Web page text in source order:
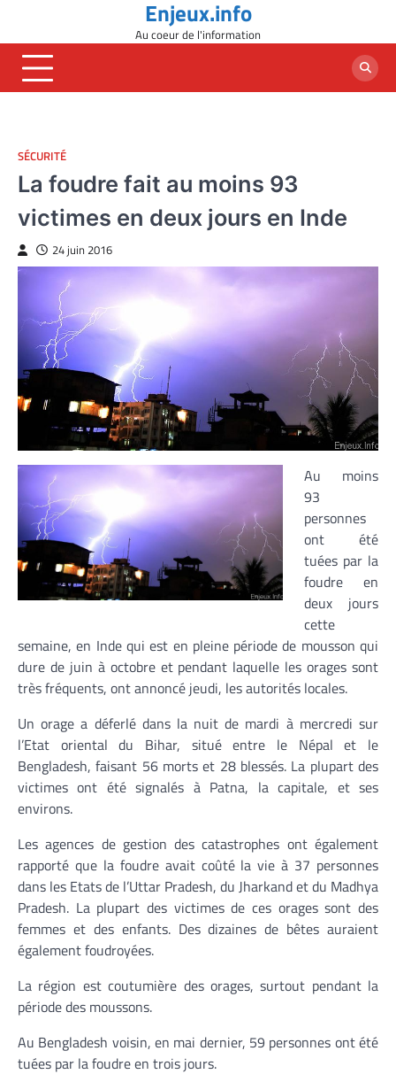
content
Enjeux.info
Au coeur de l'information
SÉCURITÉ
La foudre fait au moins 93
victimes en deux jours en Inde
24 juin 2016
Au moins
93
personnes
ont été
tuées par la
foudre en
deux jours
cette
semaine, en Inde qui est en pleine période de mousson qui
dure de juin à octobre et pendant laquelle les orages sont
très fréquents, ont annoncé jeudi, les autorités locales.
Un orage a déferlé dans la nuit de mardi à mercredi sur
l’Etat oriental du Bihar, situé entre le Népal et le
Bengladesh, faisant 56 morts et 28 blessés. La plupart des
victimes ont été signalés à Patna, la capitale, et ses
environs.
Les agences de gestion des catastrophes ont également
rapporté que la foudre avait coûté la vie à 37 personnes
dans les Etats de l’Uttar Pradesh, du Jharkand et du Madhya
Pradesh. La plupart des victimes de ces orages sont des
femmes et des enfants. Des dizaines de bêtes auraient
également foudroyées.
La région est coutumière des orages, surtout pendant la
période des moussons.
Au Bengladesh voisin, en mai dernier, 59 personnes ont été
tuées par la foudre en trois jours.